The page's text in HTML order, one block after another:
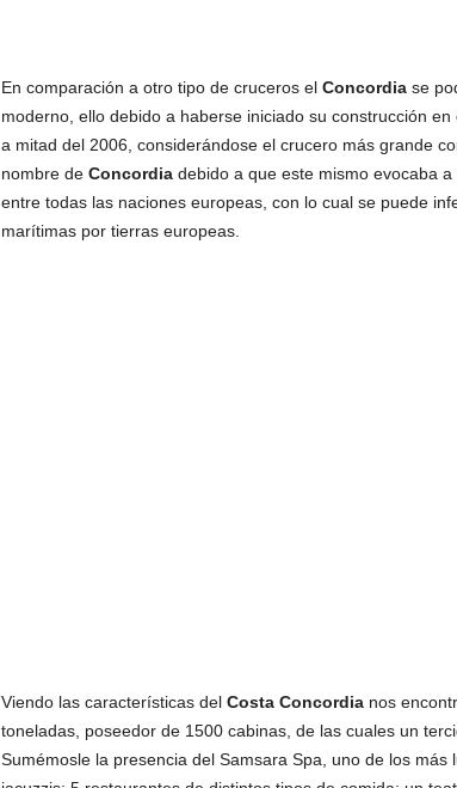
En comparación a otro tipo de cruceros el Concordiase
moderno, ello debido a haberse iniciado su construcción
a mitad del 2006, considerándose el crucero más grande
nombre de Concordiadebido a que este mismo evocaba
entre todas las naciones europeas, con lo cual se puede
marítimas por tierras europeas.
Viendo las características del Costa Concordianos
toneladas, poseedor de 1500 cabinas, de las cuales un
Sumémosle la presencia del Samsara Spa, uno de los